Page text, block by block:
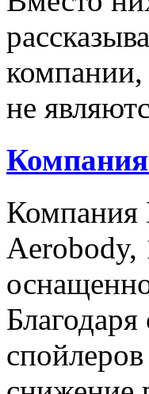
компании,
не
Компания
Компания
Aerobody,